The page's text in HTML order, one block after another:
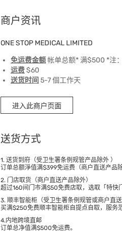
商户资讯
ONE STOP MEDICAL LIMITED
免运费金额帐单总额* 满$500 *注
运费$60
送货时间 5-7 個工作天
进入此商户页面
送货方式
1. 送货到府（受卫生署条例规管产品除外 ）
订单总额淨值满$399免运费（商户直送产品
2. 门店取货（商户直送产品除外）
超过160间门市满$50免费店取，选取「特快
3. 顺丰智能柜（受卫生署条例规管或商户直送
买满$250免费顺丰智能柜自提点自取，服务
4.内地跨境直邮
订单总净值满$500免运费。